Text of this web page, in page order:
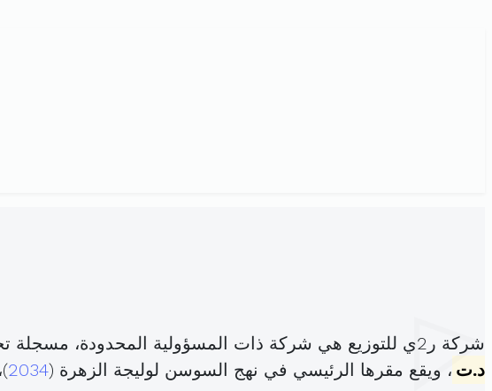
شركة ر2ي للتوزيع هي شركة ذات المسؤولية المحدودة، مسجلة تحت الهوية
د.ت ، ويقع مقرها الرئيسي في نهج السوسن لوليجة الزهرة (2034